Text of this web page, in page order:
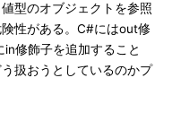
型のオブジェクトを参照
性がある。C#にはout修
修飾子を追加すること
扱おうとしているのかプ